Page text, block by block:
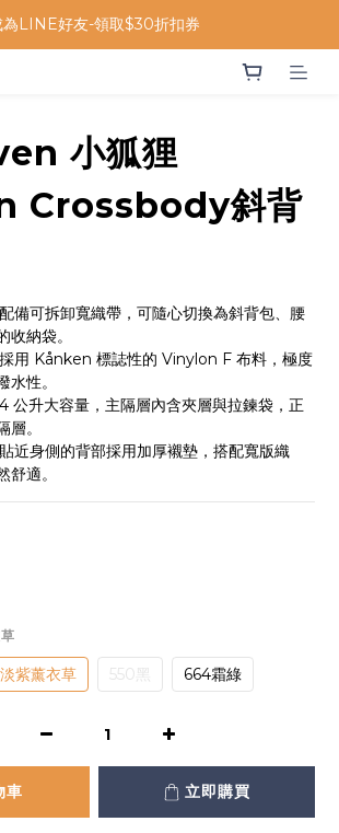
為LINE好友-領取$30折扣券
小狐狸
Crossbody斜背
備可拆卸寬織帶，可隨心切換為斜背包、腰
納袋。
用 Kånken 標誌性的 Vinylon F 布料，極度
性。
公升大容量，主隔層內含夾層與拉鍊袋，正
。
近身側的背部採用加厚襯墊，搭配寬版織
適。
紫薰衣草 550黑 664霜綠
車 立即購買